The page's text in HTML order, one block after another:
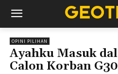
OPINI PILIHAN
Ayahku Masuk
Calon Korban